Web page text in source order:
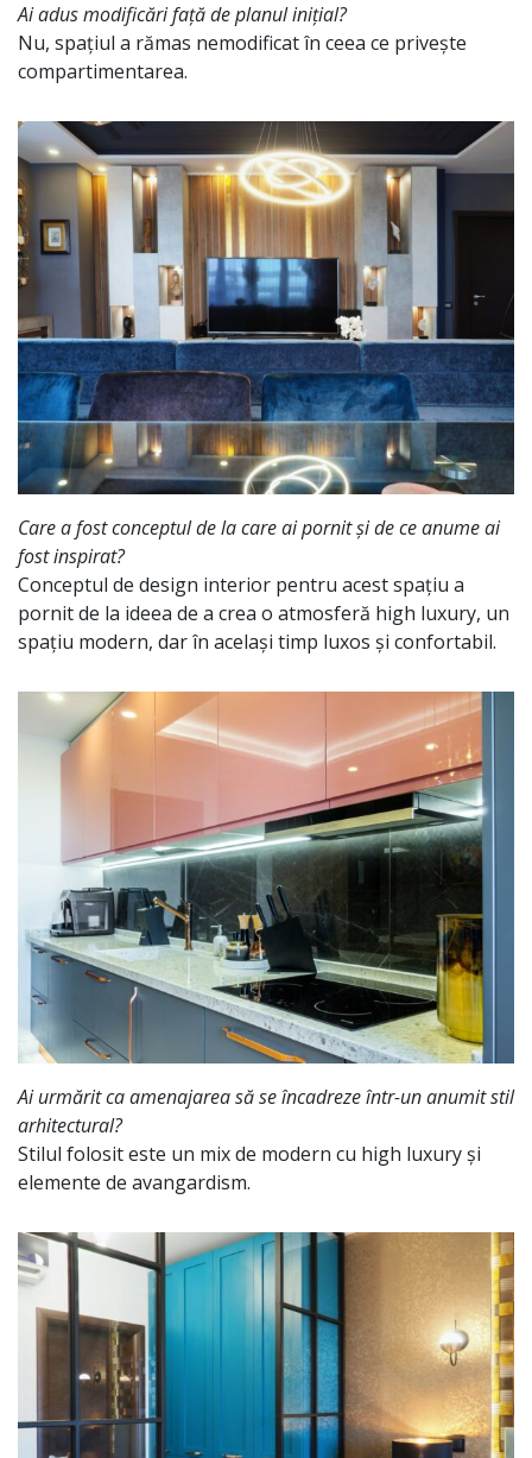
Ai adus modificări față de planul inițial?
Nu, spațiul a rămas nemodificat în ceea ce privește
compartimentarea.
Care a fost conceptul de la care ai pornit și de ce anume ai
fost inspirat?
Conceptul de design interior pentru acest spațiu a
pornit de la ideea de a crea o atmosferă high luxury, un
spațiu modern, dar în același timp luxos și confortabil.
Ai urmărit ca amenajarea să se încadreze într-un anumit stil
arhitectural?
Stilul folosit este un mix de modern cu high luxury și
elemente de avangardism.